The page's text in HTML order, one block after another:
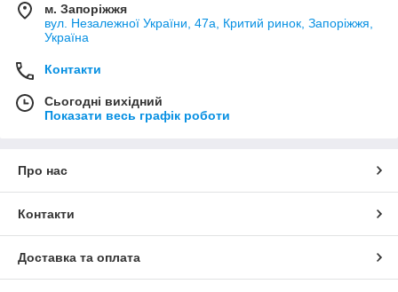
м. Запоріжжя
вул. Незалежної України, 47а, Критий ринок, Запоріжжя,
Україна
Контакти
Сьогодні вихідний
Показати весь графік роботи
Про нас
Контакти
Доставка та оплата